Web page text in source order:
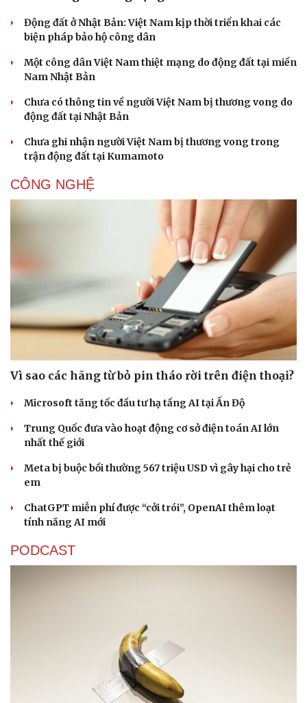
Doanh nghiệp
Thông tin doanh nghiệp
Doanh nghiệp 24h
Doanh nhân
Vì cộng đồng
Công nghệ
Tin Công nghệ
Trải nghiệm
Động đất ở Nhật Bản: Việt Nam kịp thời triển khai các
biện pháp bảo hộ công dân
Một công dân Việt Nam thiệt mạng do động đất tại miền
Nam Nhật Bản
Chưa có thông tin về người Việt Nam bị thương vong do
động đất tại Nhật Bản
Chưa ghi nhận người Việt Nam bị thương vong trong
trận động đất tại Kumamoto
CÔNG NGHỆ
Vì sao các hãng từ bỏ pin tháo rời trên điện thoại?
Microsoft tăng tốc đầu tư hạ tầng AI tại Ấn Độ
Trung Quốc đưa vào hoạt động cơ sở điện toán AI lớn
nhất thế giới
Meta bị buộc bồi thường 567 triệu USD vì gây hại cho trẻ
em
ChatGPT miễn phí được “cởi trói”, OpenAI thêm loạt
tính năng AI mới
PODCAST